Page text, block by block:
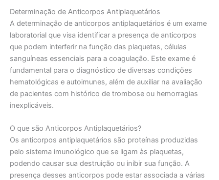
Determinação de Anticorpos Antiplaquetários
A determinação de anticorpos antiplaquetários é um exame
laboratorial que visa identificar a presença de anticorpos
que podem interferir na função das plaquetas, células
sanguíneas essenciais para a coagulação. Este exame é
fundamental para o diagnóstico de diversas condições
hematológicas e autoimunes, além de auxiliar na avaliação
de pacientes com histórico de trombose ou hemorragias
inexplicáveis.
O que são Anticorpos Antiplaquetários?
Os anticorpos antiplaquetários são proteínas produzidas
pelo sistema imunológico que se ligam às plaquetas,
podendo causar sua destruição ou inibir sua função. A
presença desses anticorpos pode estar associada a várias